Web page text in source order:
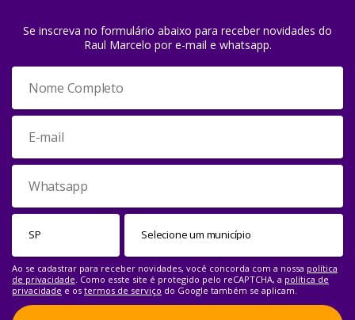
Se inscreva no formulário abaixo para receber novidades do
Raul Marcelo por e-mail e whatsapp.
Ao se cadastrar para receber novidades, você concorda com a nossa política
de privacidade. Como esste site é protegido pelo reCAPTCHA, a política de
privacidade e os termos de serviço do Google também se aplicam.